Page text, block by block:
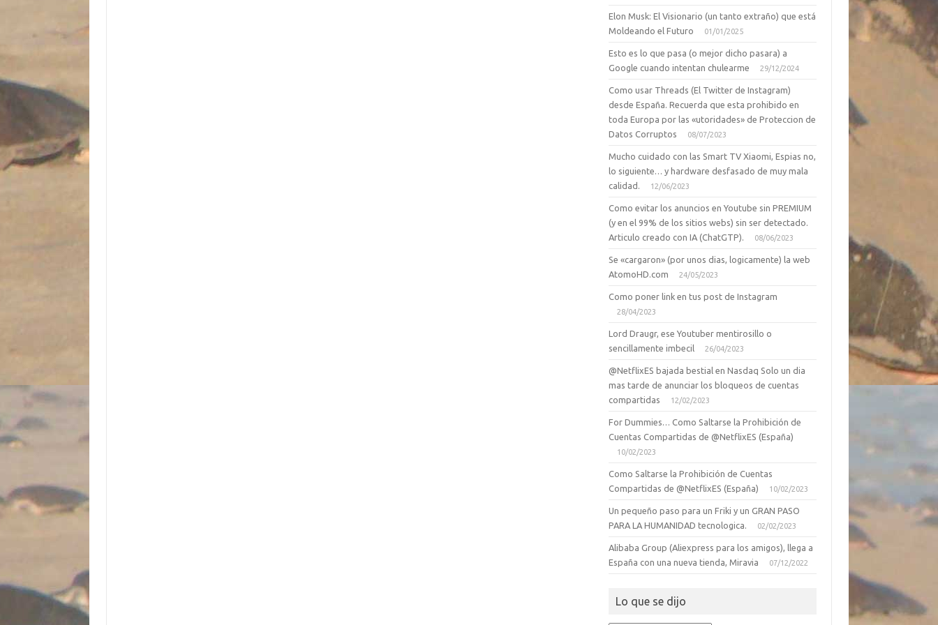
Elon Musk: El Visionario (un tanto extraño) que está
Moldeando el Futuro
01/01/2025
Esto es lo que pasa (o mejor dicho pasara) a
Google cuando intentan chulearme
29/12/2024
Como usar Threads (El Twitter de Instagram)
desde España. Recuerda que esta prohibido en
toda Europa por las «utoridades» de Proteccion de
Datos Corruptos
08/07/2023
Mucho cuidado con las Smart TV Xiaomi, Espias no,
lo siguiente… y hardware desfasado de muy mala
calidad.
12/06/2023
Como evitar los anuncios en Youtube sin PREMIUM
(y en el 99% de los sitios webs) sin ser detectado.
Articulo creado con IA (ChatGTP).
08/06/2023
Se «cargaron» (por unos dias, logicamente) la web
AtomoHD.com
24/05/2023
Como poner link en tus post de Instagram
28/04/2023
Lord Draugr, ese Youtuber mentirosillo o
sencillamente imbecil
26/04/2023
@NetflixES bajada bestial en Nasdaq Solo un dia
mas tarde de anunciar los bloqueos de cuentas
compartidas
12/02/2023
For Dummies… Como Saltarse la Prohibición de
Cuentas Compartidas de @NetflixES (España)
10/02/2023
Como Saltarse la Prohibición de Cuentas
Compartidas de @NetflixES (España)
10/02/2023
Un pequeño paso para un Friki y un GRAN PASO
PARA LA HUMANIDAD tecnologica.
02/02/2023
Alibaba Group (Aliexpress para los amigos), llega a
España con una nueva tienda, Miravia
07/12/2022
Lo que se dijo